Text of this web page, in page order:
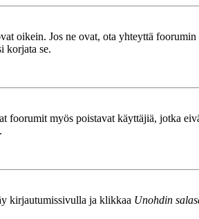
oikein. Jos ne ovat, ota yhteyttä
korjata se.
myös poistavat käyttäjiä, jotka
kirjautumissivulla ja klikkaa Unohdin